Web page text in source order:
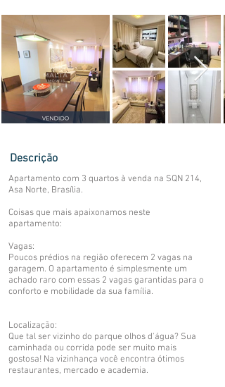
Descrição
Apartamento com 3 quartos à venda na SQN 214,
Asa Norte, Brasília.
Coisas que mais apaixonamos neste
apartamento:
Vagas:
Poucos prédios na região oferecem 2 vagas na
garagem. O apartamento é simplesmente um
achado raro com essas 2 vagas garantidas para o
conforto e mobilidade da sua família.
Localização:
Que tal ser vizinho do parque olhos d'água? Sua
caminhada ou corrida pode ser muito mais
gostosa! Na vizinhança você encontra ótimos
restaurantes, mercado e academia.